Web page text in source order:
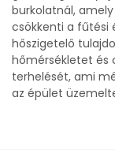
burkolatnál,
csökkenti a fűtési
hőszigetelő
hőmérsékletet és
terhelését, ami
az épület